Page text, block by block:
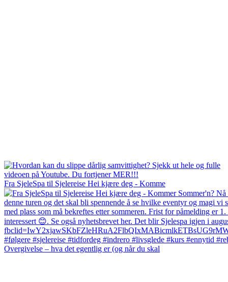
Fra SjeleSpa til Sjelereise Hei kjære deg - Komme
Overgivelse – hva det egentlig er (og når du skal